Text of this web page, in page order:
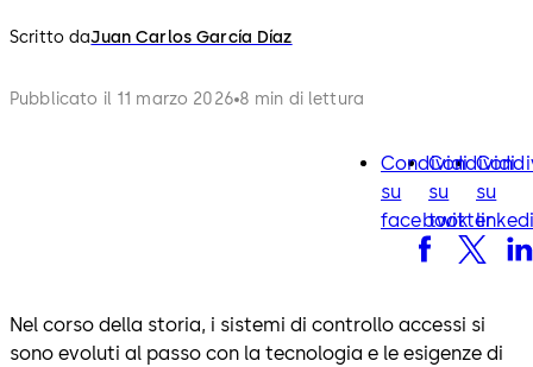
Scritto daJuan Carlos García Díaz
Pubblicato il 11 marzo 2026 8 min di lettura
Condividi
su
facebook
facebook
Condividi
su
twitter
twitter
su
Nel corso della storia, i sistemi di controllo accessi si
sono evoluti al passo con la tecnologia e le esigenze di